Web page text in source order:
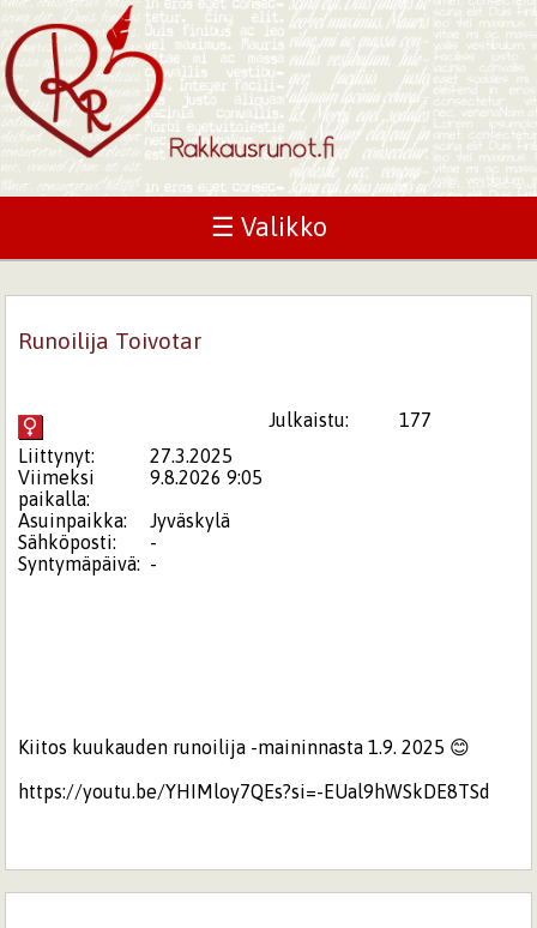
☰ Valikko
Runoilija Toivotar
Julkaistu:
177
Liittynyt:
27.3.2025
Viimeksi
paikalla:
9.8.2026 9:05
Asuinpaikka:
Jyväskylä
Sähköposti:
-
Syntymäpäivä: -
Kiitos kuukauden runoilija -maininnasta 1.9. 2025 😊
https://youtu.be/YHIMloy7QEs?si=-EUal9hWSkDE8TSd